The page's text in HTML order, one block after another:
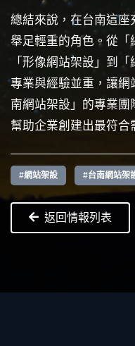
總結來說，在台南這座
舉足輕重的角色。從「
「形像網站架設」到
專業與經驗並重，讓網
南網站架設」的專業團
幫助企業創建出最符合
#網站架設 #台南網站架
返回情報列表